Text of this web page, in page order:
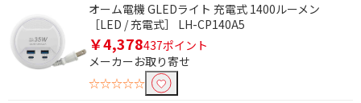
オーム電機 GLEDライト 充電式 1400ルーメン
［LED / 充電式］ LH-CP140A5
￥4,378437ポイント
メーカーお取り寄せ
☆☆☆☆☆